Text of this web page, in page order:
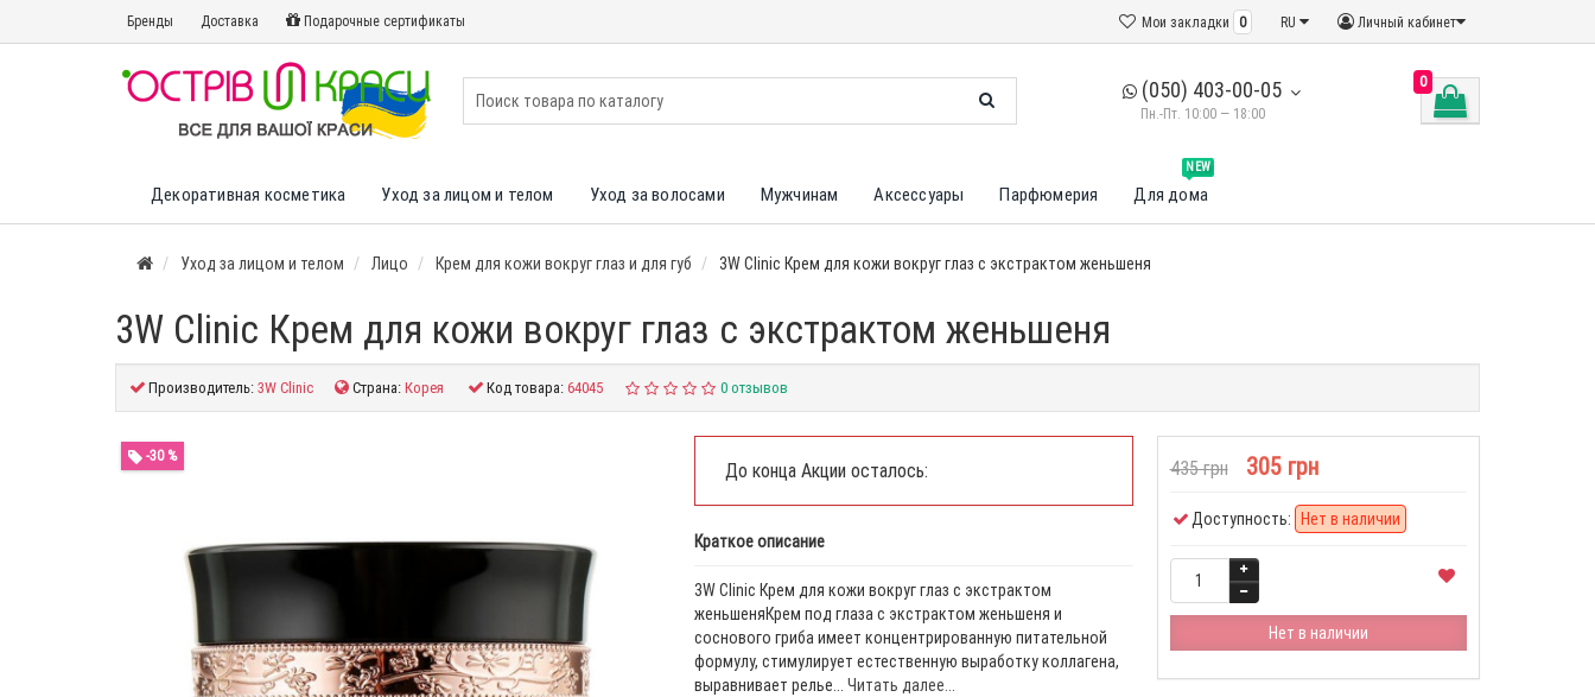
Бренды Доставка Подарочные сертификаты Личный кабинет
RU
Мои закладки 0
(050) 403-00-05
Пн.-Пт. 10:00 — 18:00
0
Декоративная косметика Уход за лицом и телом Уход за волосами Мужчинам Аксессуары Парфюмерия
NEW
Для дома
Уход за лицом и телом Лицо Крем для кожи вокруг глаз и для губ 3W Clinic Крем для кожи вокруг глаз с экстрактом женьшеня
3W Clinic Крем для кожи вокруг глаз с экстрактом женьшеня
Производитель:3W Clinic Страна:Корея Код товара:64045 0 отзывов
-30 %
До конца Акции осталось:
Краткое описание
3W Clinic Крем для кожи вокруг глаз с экстрактом
женьшеняКрем под глаза с экстрактом женьшеня и
соснового гриба имеет концентрированную питательной
формулу, стимулирует естественную выработку коллагена,
выравнивает релье... Читать далее...
435 грн 305 грн
Доступность: Нет в наличии
Нет в наличии